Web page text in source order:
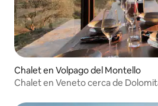
Chalet en Volpago del Montello
Chalet en Veneto cerca de